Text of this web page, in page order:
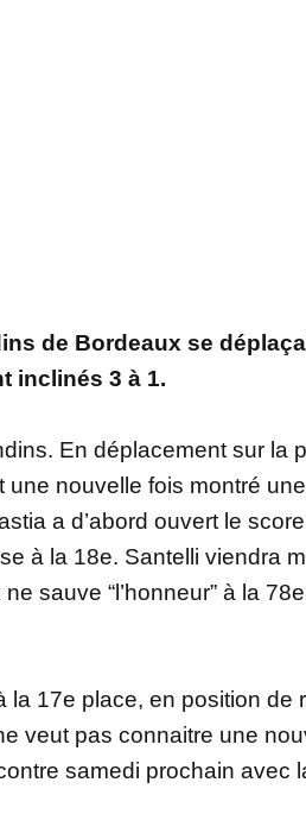
de Bordeaux se
inclinés 3 à 1.
En déplacement sur la
nouvelle fois montré
a d’abord ouvert le
à la 18e. Santelli viendra
sauve “l’honneur” à la
17e place, en position de
veut pas connaitre une
samedi prochain avec